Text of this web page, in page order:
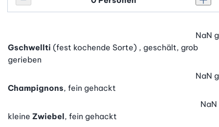
Personenanzahl verringern
Personenanzahl
Gschwellti (fest kochende Sorte) , geschält, grob
gerieben
NaN g
Champignons, fein gehackt
NaN g
kleine Zwiebel, fein gehackt
NaN